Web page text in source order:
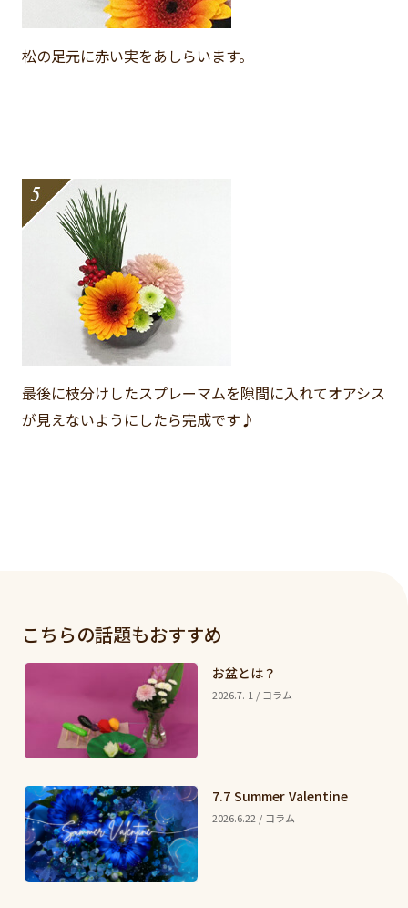
松の足元に赤い実をあしらいます。
最後に枝分けしたスプレーマムを隙間に入れてオアシス
が見えないようにしたら完成です♪
こちらの話題もおすすめ
お盆とは？
2026.7. 1 / コラム
7.7 Summer Valentine
2026.6.22 / コラム